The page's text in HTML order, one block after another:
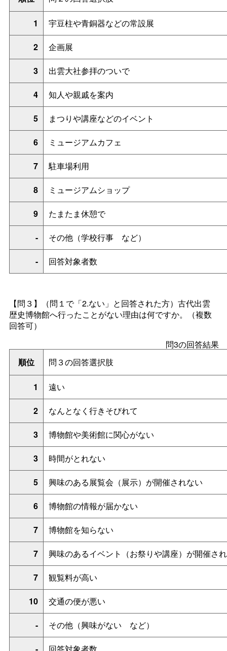
1 宇豆柱や青銅器などの常設展
2 企画展
3 出雲大社参拝のついで
4 知人や親戚を案内
5 まつりや講座などのイベント
6 ミュージアムカフェ
7 駐車場利用
8 ミュージアムショップ
9 たまたま休憩で
- その他（学校行事 など）
- 回答対象者数
【問３】（問１で「2.ない」と回答された方） 古代出雲
歴史博物館へ行ったことがない理由は何ですか。
（複数
回答可）
問3の回答結果
順位
問３の回答選択肢
1 遠い
2 なんとなく行きそびれて
3 博物館や美術館に関心がない
3 時間がとれない
5 興味のある展覧会（展示）が開催されない
6 博物館の情報が届かない
7 博物館を知らない
7 興味のあるイベント（お祭りや講座）が開催さ
7 観覧料が高い
10 交通の便が悪い
- その他（興味がない など）
- 回答対象者数